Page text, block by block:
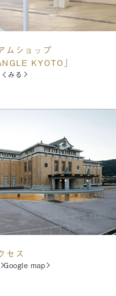
ムショップ
KYOTO」
みる
セス
Google map